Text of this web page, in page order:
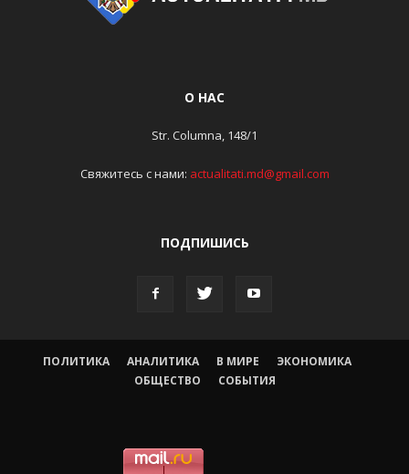
О НАС
Str. Columna, 148/1
Свяжитесь с нами: actualitati.md@gmail.com
ПОДПИШИСЬ
ПОЛИТИКА АНАЛИТИКА В МИРЕ
ЭКОНОМИКА
ОБЩЕСТВО
СОБЫТИЯ